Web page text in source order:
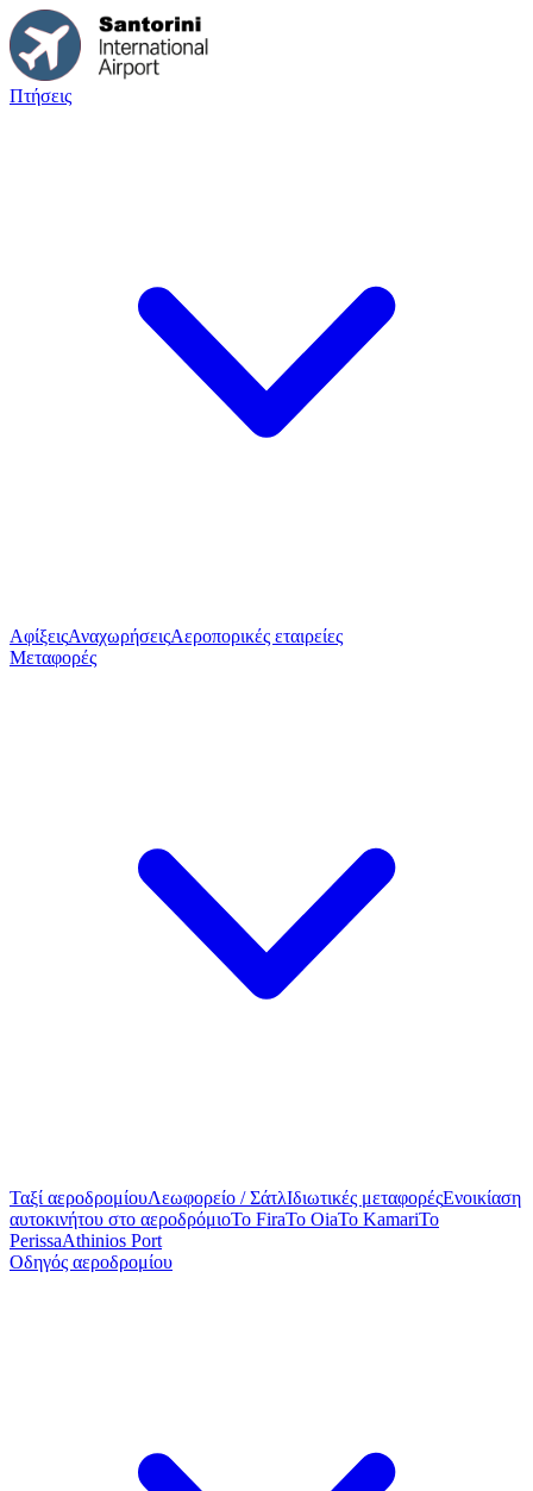
Πτήσεις
ΑφίξειςΑναχωρήσειςΑεροπορικές εταιρείες
Μεταφορές
Ταξί αεροδρομίουΛεωφορείο / ΣάτλΙδιωτικές μεταφορέςΕνοικίαση
αυτοκινήτου στο αεροδρόμιοTo FiraTo OiaTo KamariTo
PerissaAthinios Port
Οδηγός αεροδρομίου